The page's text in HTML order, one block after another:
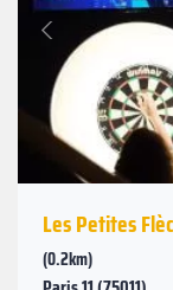
Précédent
Les Petites
(0.2km)